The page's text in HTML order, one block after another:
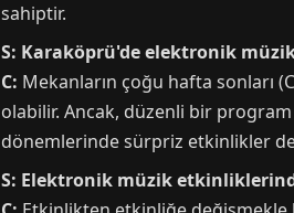
sahiptir.
S: Karaköprü'de elektronik
C: Mekanların çoğu hafta sonları
olabilir. Ancak, düzenli bir
dönemlerinde sürpriz etkinlikler
S: Elektronik müzik